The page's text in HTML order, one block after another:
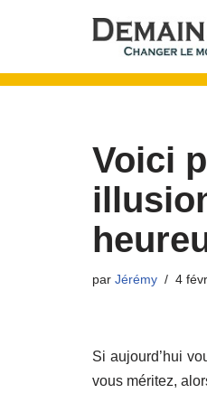
au
Voici
par Jérémy 4
Si aujourd’hui
vous méritez,